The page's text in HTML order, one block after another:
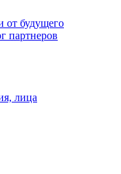
от будущего
партнеров
лица